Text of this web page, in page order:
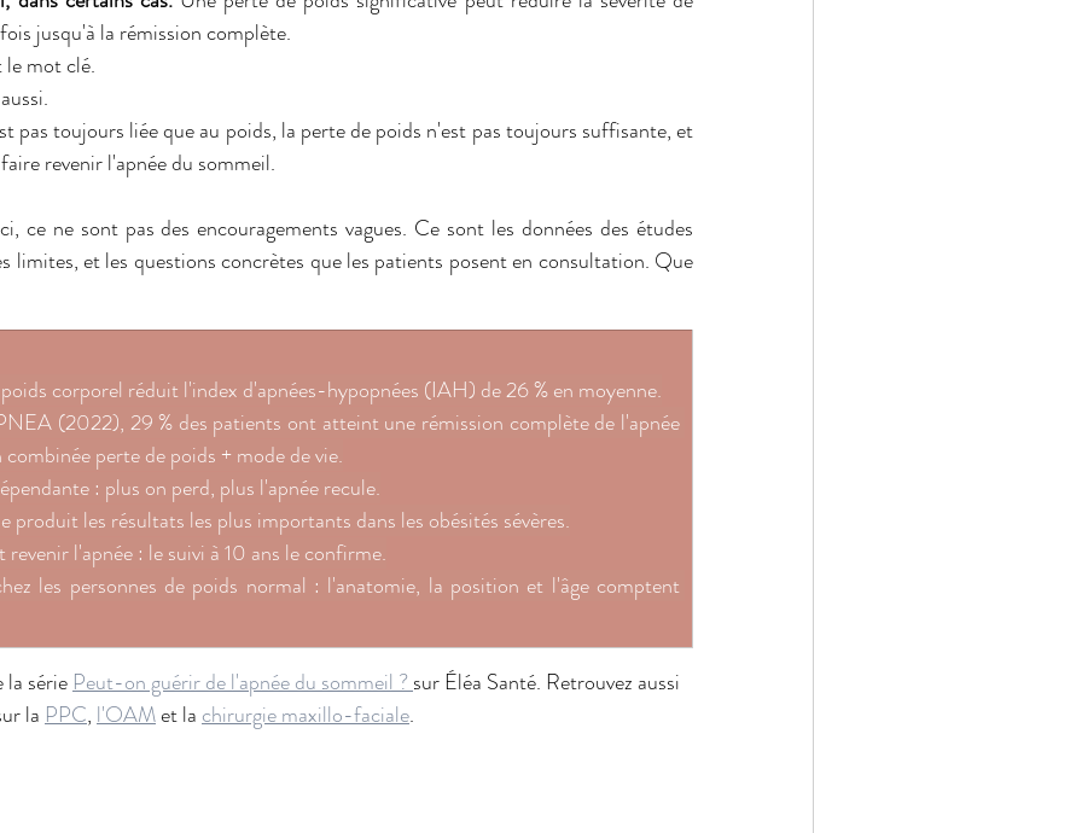
jusqu'à la rémission complète.
le mot clé.
pas toujours liée que au poids, la perte de poids n'est pas toujours suffisante, et
revenir l'apnée du sommeil.
ce ne sont pas des encouragements vagues. Ce sont les données des études
limites, et les questions concrètes que les patients posent en consultation. Que
corporel réduit l'index d'apnées-hypopnées (IAH) de 26 % en moyenne.
(2022), 29 % des patients ont atteint une rémission complète de l'apnée
perte de poids + mode de vie.
: plus on perd, plus l'apnée recule.
produit les résultats les plus importants dans les obésités sévères.
l'apnée : le suivi à 10 ans le confirme.
les personnes de poids normal : l'anatomie, la position et l'âge comptent
série Peut-on guérir de l'apnée du sommeil ? sur Éléa Santé. Retrouvez aussi
la PPC, l'OAM et la chirurgie maxillo-faciale.